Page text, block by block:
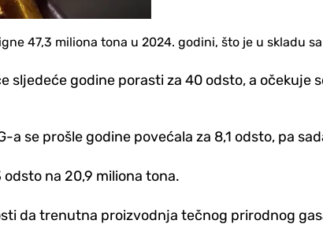
47,3 miliona tona u 2024. godini, što je u skladu
godine porasti za 40 odsto, a očekuje
se prošle godine povećala za 8,1 odsto, pa
na 20,9 miliona tona.
da trenutna proizvodnja tečnog prirodnog